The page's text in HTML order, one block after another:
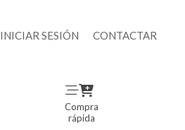
INICIAR SESIÓN CONTACTAR
Compra
rápida